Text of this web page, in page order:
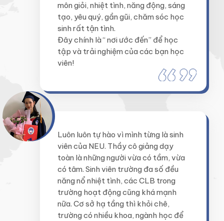
môn giỏi, nhiệt tình, năng động, sáng
tạo, yêu quý, gần gũi, chăm sóc học
sinh rất tận tình.
Đây chính là “ nơi ước đến” để học
tập và trải nghiệm của các bạn học
viên!
Luôn luôn tự hào vì mình từng là sinh
viên của NEU. Thầy cô giảng dạy
toàn là những người vừa có tầm, vừa
có tâm. Sinh viên trường đa số đều
năng nổ nhiệt tình, các CLB trong
trường hoạt động cũng khá mạnh
nữa. Cơ sở hạ tầng thì khỏi chê,
trường có nhiều khoa, ngành học để